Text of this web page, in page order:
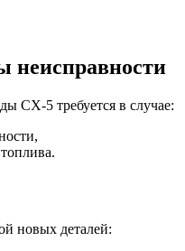
СХ-5 требуется в случае:
новых деталей: